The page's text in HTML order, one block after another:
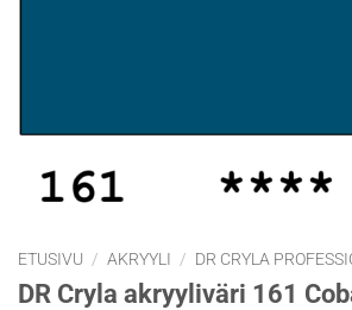
ETUSIVU / AKRYYLI / DR CRYLA
DR Cryla akryyliväri 161